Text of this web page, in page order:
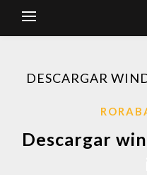
DESCARGAR
Descargar